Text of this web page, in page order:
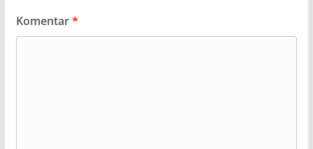
Komentar*